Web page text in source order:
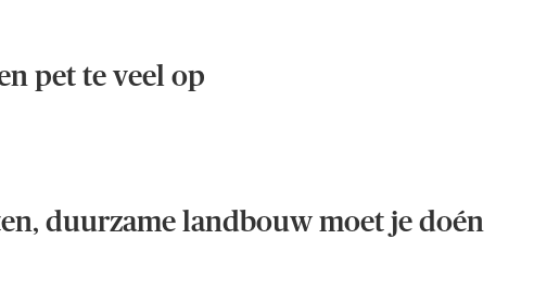
pet te veel op
duurzame landbouw moet je doén